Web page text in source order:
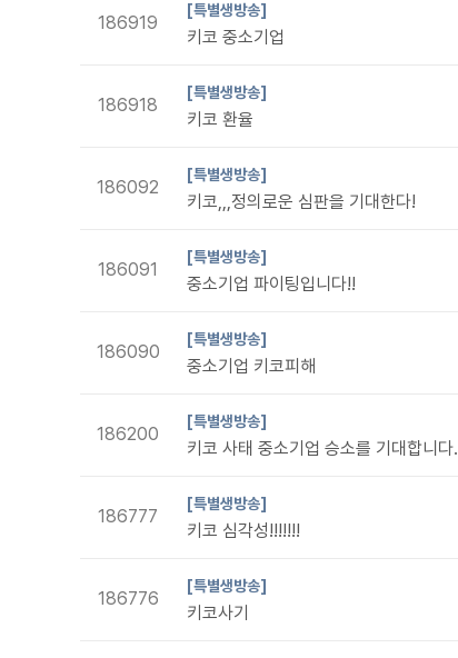
186919
[특별생방송]
키코 중소기업
186918
[특별생방송]
키코 환율
186092
[특별생방송]
키코,,,정의로운 심판을 기대한다!
186091
[특별생방송]
중소기업 파이팅입니다!!
186090
[특별생방송]
중소기업 키코피해
186200
[특별생방송]
키코 사태 중소기업 승소를 기대합니다.
186777
[특별생방송]
키코 심각성!!!!!!!
186776
[특별생방송]
키코사기